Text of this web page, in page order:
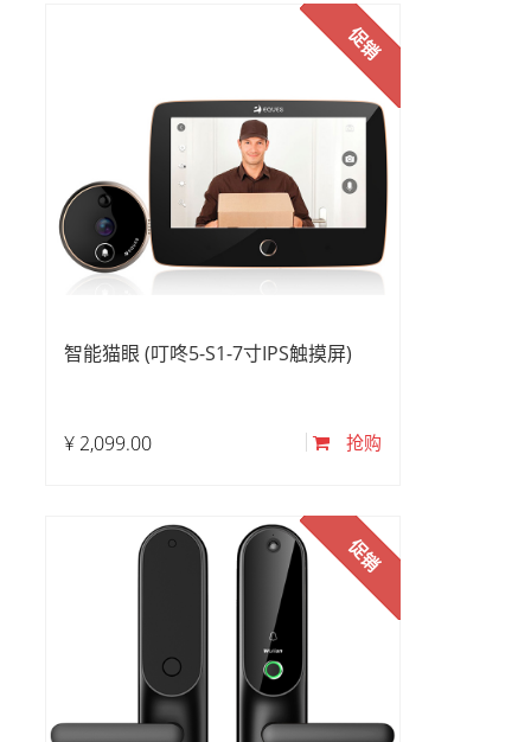
促销
智能猫眼 (叮咚5-S1-7寸IPS触摸屏)
¥ 2,099.00 抢购
促销